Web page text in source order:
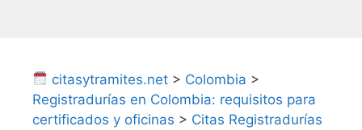
citasytramites.net > Colombia >
Registradurías en Colombia: requisitos para
certificados y oficinas > Citas Registradurías